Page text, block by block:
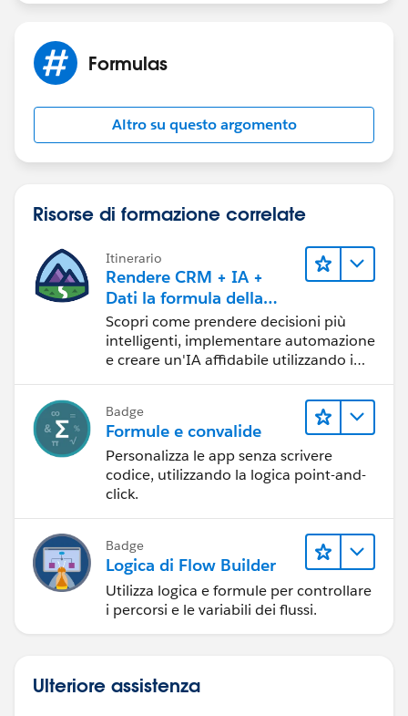
Formulas
Altro su questo argomento
Risorse di formazione correlate
Itinerario
Rendere CRM + IA +
Dati la formula della
fiducia
Scopri come prendere decisioni più
intelligenti, implementare automazione
e creare un'IA affidabile utilizzando i
Badge
Formule e convalide
Personalizza le app senza scrivere
codice, utilizzando la logica point-and-
click.
Badge
Logica di Flow Builder
Utilizza logica e formule per controllare
i percorsi e le variabili dei flussi.
Ulteriore assistenza